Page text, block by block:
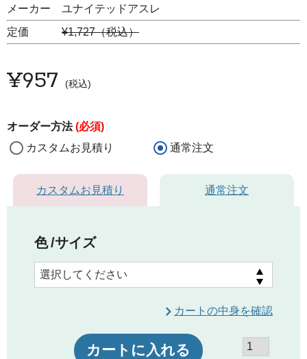
メーカー ユナイテッドアスレ
定価 ¥1,727（税込）
¥957 税込
オーダー方法(必須)
カスタムお見積り
通常注文
カスタムお見積り 通常注文
色 サイズ
カートの中身を確認
カートに入れる